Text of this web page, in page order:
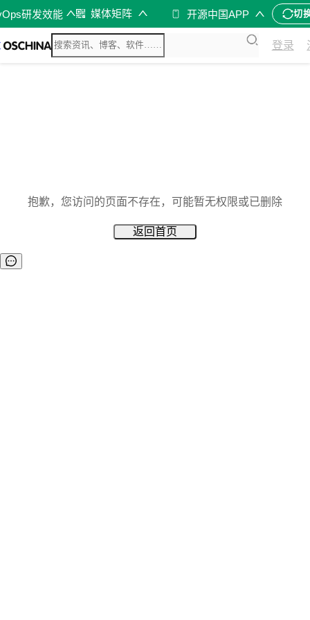
研发效能 媒体矩阵 开源中国APP 切
登录
抱歉，您访问的页面不存在，可能暂无权限或已删除
返回首页